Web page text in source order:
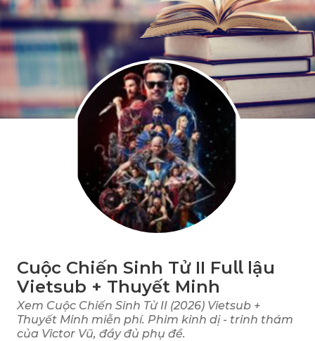
Cuộc Chiến Sinh Tử II Fu𝗅𝗅 lậu
Vietsub + Thuyết Minh
Xem Cuộc Chiến Sinh Tử II (2026) Vietsub +
Thuyết Minh miễn phí. Phim kinh dị - trinh thám
của Victor Vũ, đầy đủ phụ đề.